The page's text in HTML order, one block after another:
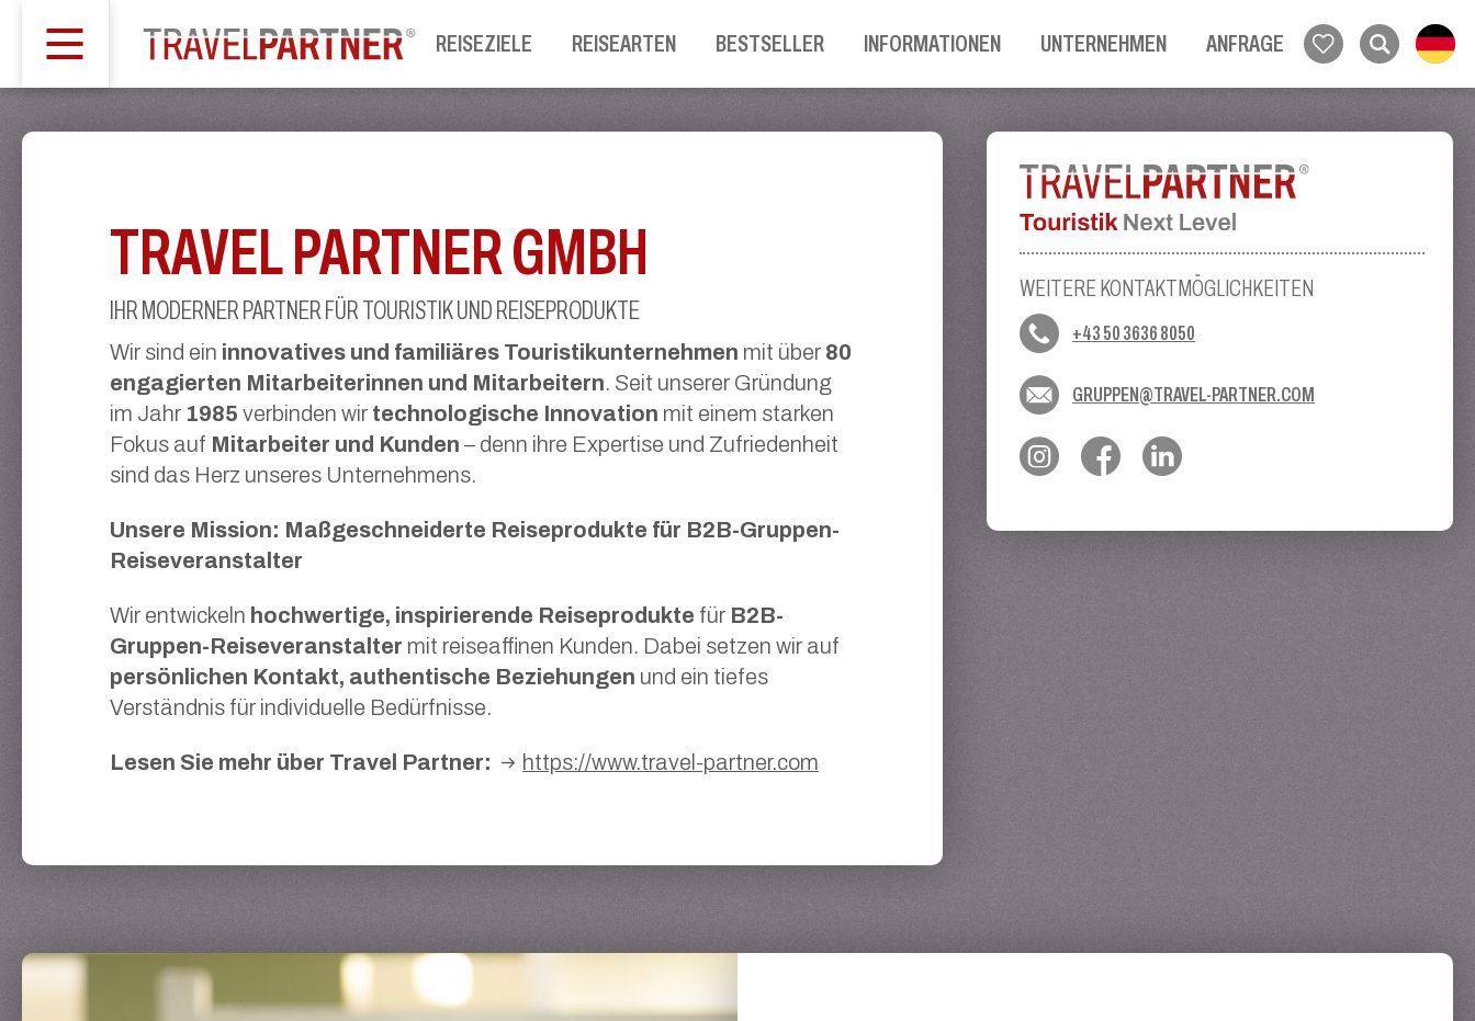
REISEZIELE REISEARTEN BESTSELLER INFORMATIONEN UNTERNEHMEN ANFRAGE
TRAVEL PARTNER GMBH
IHR MODERNER PARTNER FÜR TOURISTIK UND REISEPRODUKTE
Wir sind ein innovatives und familiäres Touristikunternehmen mit über80
engagierten Mitarbeiterinnen und Mitarbeitern. Seit unserer Gründung
im Jahr 1985verbinden wirtechnologische Innovation mit einem starken
Fokus auf Mitarbeiter und Kunden– denn ihre Expertise und Zufriedenheit
sind das Herz unseres Unternehmens.
Unsere Mission: Maßgeschneiderte Reiseprodukte für B2B-Gruppen-
Reiseveranstalter
Wir entwickeln hochwertige, inspirierende Reiseprodukte für B2B-
Gruppen-Reiseveranstalter mit reiseaffinen Kunden. Dabei setzen wir auf
persönlichen Kontakt, authentische Beziehungen und ein tiefes
Verständnis für individuelle Bedürfnisse.
Lesen Sie mehr über Travel Partner:
https://www.travel-partner.com
WEITERE KONTAKTMÖGLICHKEITEN
+43 50 3636 8050
GRUPPEN@TRAVEL-PARTNER.COM